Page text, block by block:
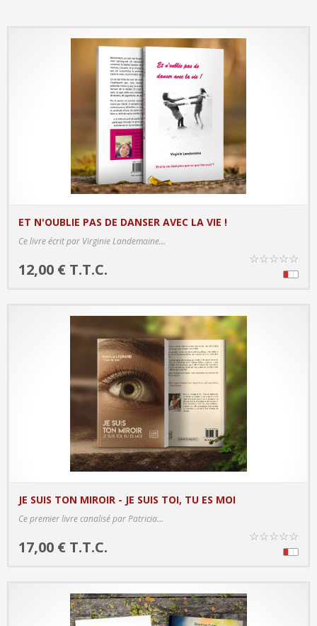
ET N'OUBLIE PAS DE DANSER AVEC LA VIE !
Ce livre écrit par Virginie Landemaine...
12,00 € T.T.C.
☆☆☆☆☆
JE SUIS TON MIROIR - JE SUIS TOI, TU ES MOI
Ce premier livre canalisé par Patricia...
17,00 € T.T.C.
☆☆☆☆☆